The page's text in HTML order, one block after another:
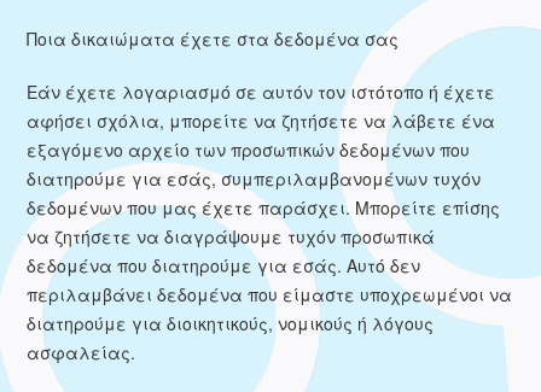
Ποια δικαιώματα έχετε στα δεδομένα σας
Εάν έχετε λογαριασμό σε αυτόν τον ιστότοπο ή έχετε
αφήσει σχόλια, μπορείτε να ζητήσετε να λάβετε ένα
εξαγόμενο αρχείο των προσωπικών δεδομένων που
διατηρούμε για εσάς, συμπεριλαμβανομένων τυχόν
δεδομένων που μας έχετε παράσχει. Μπορείτε επίσης
να ζητήσετε να διαγράψουμε τυχόν προσωπικά
δεδομένα που διατηρούμε για εσάς. Αυτό δεν
περιλαμβάνει δεδομένα που είμαστε υποχρεωμένοι να
διατηρούμε για διοικητικούς, νομικούς ή λόγους
ασφαλείας.